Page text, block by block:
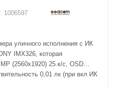
1006597
уличного исполнения с ИК
IMX326, которая
(2560х1920) 25 к/с, OSD
0,01 лк (при вкл ИК
f 3.6 мм (105 градусов),